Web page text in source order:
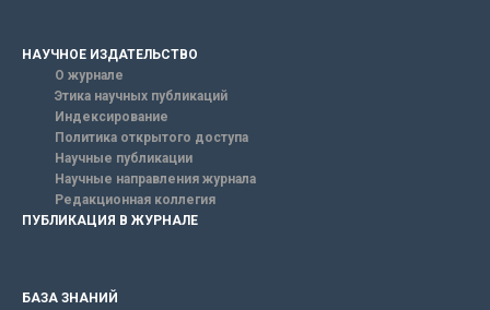
НАУЧНОЕ ИЗДАТЕЛЬСТВО
О журнале
Этика научных публикаций
Индексирование
Политика открытого доступа
Научные публикации
Научные направления журнала
Редакционная коллегия
ПУБЛИКАЦИЯ В ЖУРНАЛЕ
БАЗА ЗНАНИЙ